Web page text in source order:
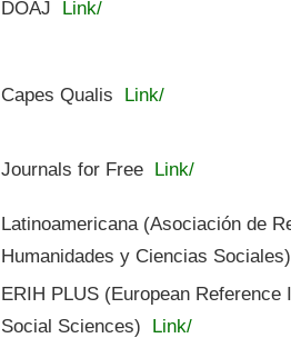
DOAJ Link/
Capes Qualis Link/
Journals for Free Link/
Latinoamericana (Asociación de
Humanidades y Ciencias Sociales)
ERIH PLUS (European
Social Sciences) Link/